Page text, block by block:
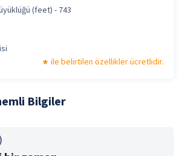
(feet) - 743
ile belirtilen özellikler ücretlidir.
Bilgiler